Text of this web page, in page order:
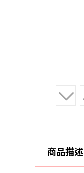
商品描述